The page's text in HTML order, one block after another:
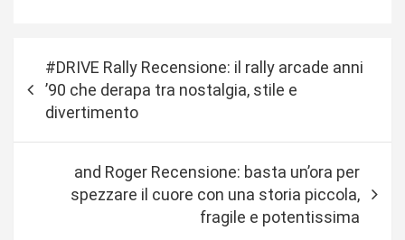
i
#DRIVE Rally Recensione: il rally arcade anni
’90 che derapa tra nostalgia, stile e
divertimento
and Roger Recensione: basta un’ora per
spezzare il cuore con una storia piccola,
fragile e potentissima